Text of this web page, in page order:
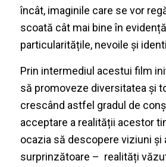
încât, imaginile care se vor
scoată cât mai bine în
particularitățile, nevoile și
Prin intermediul acestui film
să promoveze diversitatea și
crescând astfel gradul de
acceptare a realității acestor
ocazia să descopere viziuni și
surprinzătoare – realități